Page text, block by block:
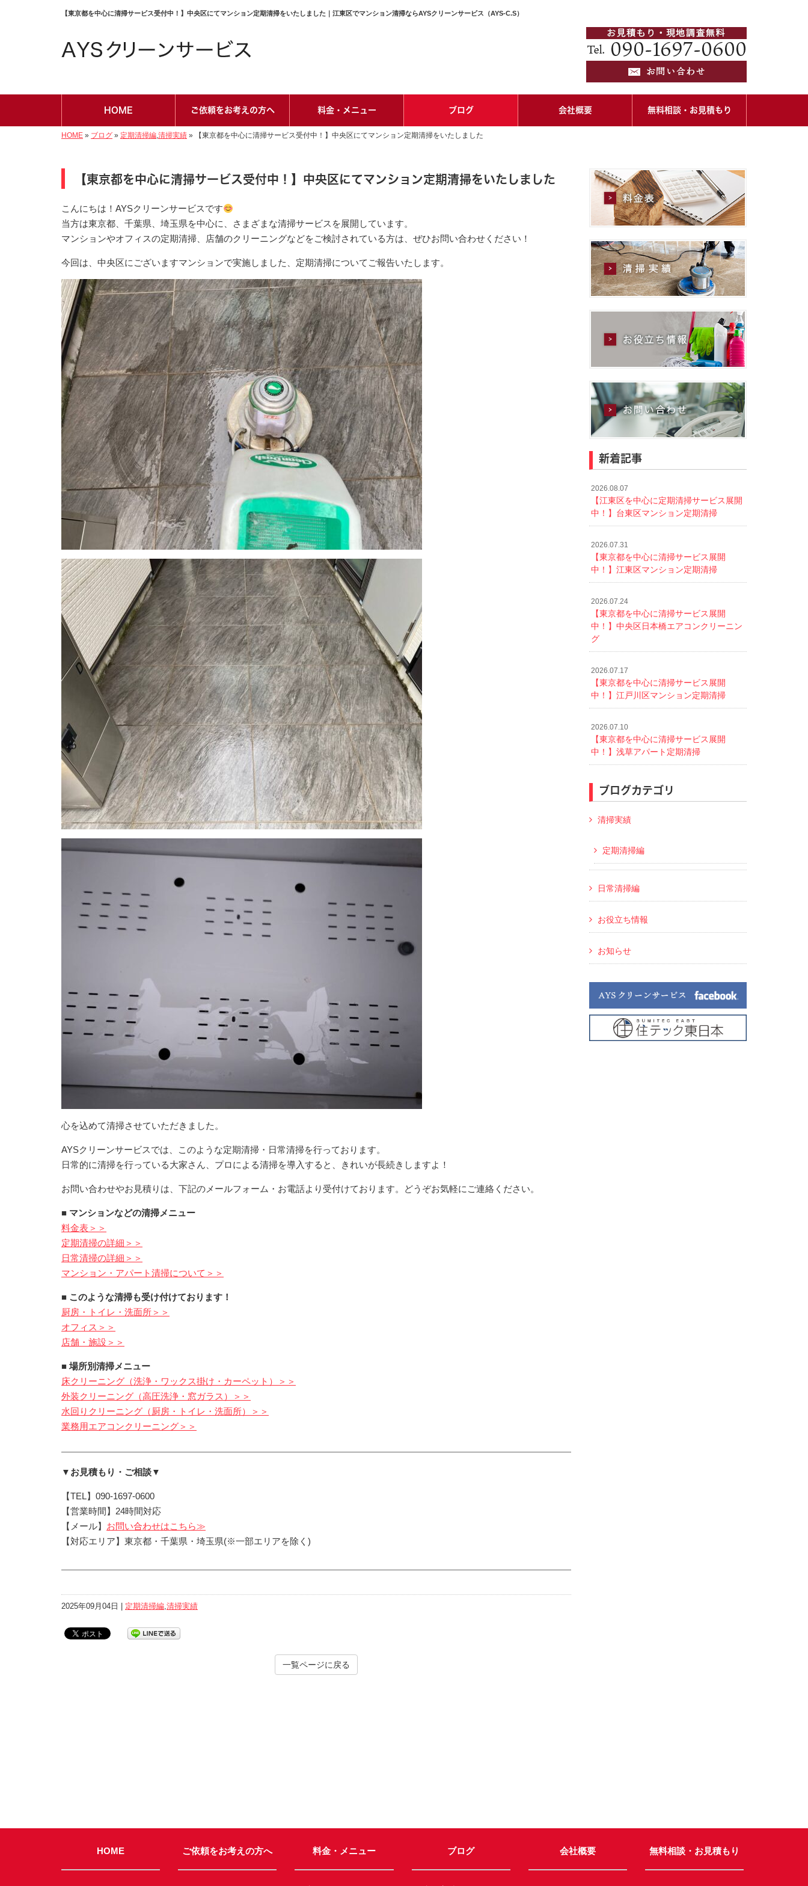
【東京都を中心に清掃サービス受付中！】中央区にてマンション定期清掃をいたしました｜江東区でマンション清掃ならAYSクリーンサービス（AYS-C.S）
HOME ご依頼をお考えの方へ 料金・メニュー ブログ 会社概要 無料相談・お見積もり
HOME » ブログ » 定期清掃編,清掃実績 » 【東京都を中心に清掃サービス受付中！】中央区にてマンション定期清掃をいたしました
【東京都を中心に清掃サービス受付中！】中央区にてマンション定期清掃をいたしました
こんにちは！AYSクリーンサービスです
当方は東京都、千葉県、埼玉県を中心に、さまざまな清掃サービスを展開しています。
マンションやオフィスの定期清掃、店舗のクリーニングなどをご検討されている方は、ぜひお問い合わせください！
今回は、中央区にございますマンションで実施しました、定期清掃についてご報告いたします。
心を込めて清掃させていただきました。
AYSクリーンサービスでは、このような定期清掃・日常清掃を行っております。
日常的に清掃を行っている大家さん、プロによる清掃を導入すると、きれいが長続きしますよ！
お問い合わせやお見積りは、下記のメールフォーム・お電話より受付けております。どうぞお気軽にご連絡ください。
■ マンションなどの清掃メニュー
料金表＞＞
定期清掃の詳細＞＞
日常清掃の詳細＞＞
マンション・アパート清掃について＞＞
■ このような清掃も受け付けております！
厨房・トイレ・洗面所＞＞
オフィス＞＞
店舗・施設＞＞
■ 場所別清掃メニュー
床クリーニング（洗浄・ワックス掛け・カーペット）＞＞
外装クリーニング（高圧洗浄・窓ガラス）＞＞
水回りクリーニング（厨房・トイレ・洗面所）＞＞
業務用エアコンクリーニング＞＞
▼お見積もり・ご相談▼
【TEL】090-1697-0600
【営業時間】24時間対応
【メール】 お問い合わせはこちら≫
【対応エリア】東京都・千葉県・埼玉県(※一部エリアを除く)
2025年09月04日 | 定期清掃編,清掃実績
一覧ページに戻る
新着記事
2026.08.07
【江東区を中心に定期清掃サービス展開
中！】台東区マンション定期清掃
2026.07.31
【東京都を中心に清掃サービス展開
中！】江東区マンション定期清掃
2026.07.24
【東京都を中心に清掃サービス展開
中！】中央区日本橋エアコンクリーニン
グ
2026.07.17
【東京都を中心に清掃サービス展開
中！】江戸川区マンション定期清掃
2026.07.10
【東京都を中心に清掃サービス展開
中！】浅草アパート定期清掃
ブログカテゴリ
清掃実績
定期清掃編
日常清掃編
お役立ち情報
お知らせ
HOME ご依頼をお考えの方へ 料金・メニュー ブログ 会社概要 無料相談・お見積もり